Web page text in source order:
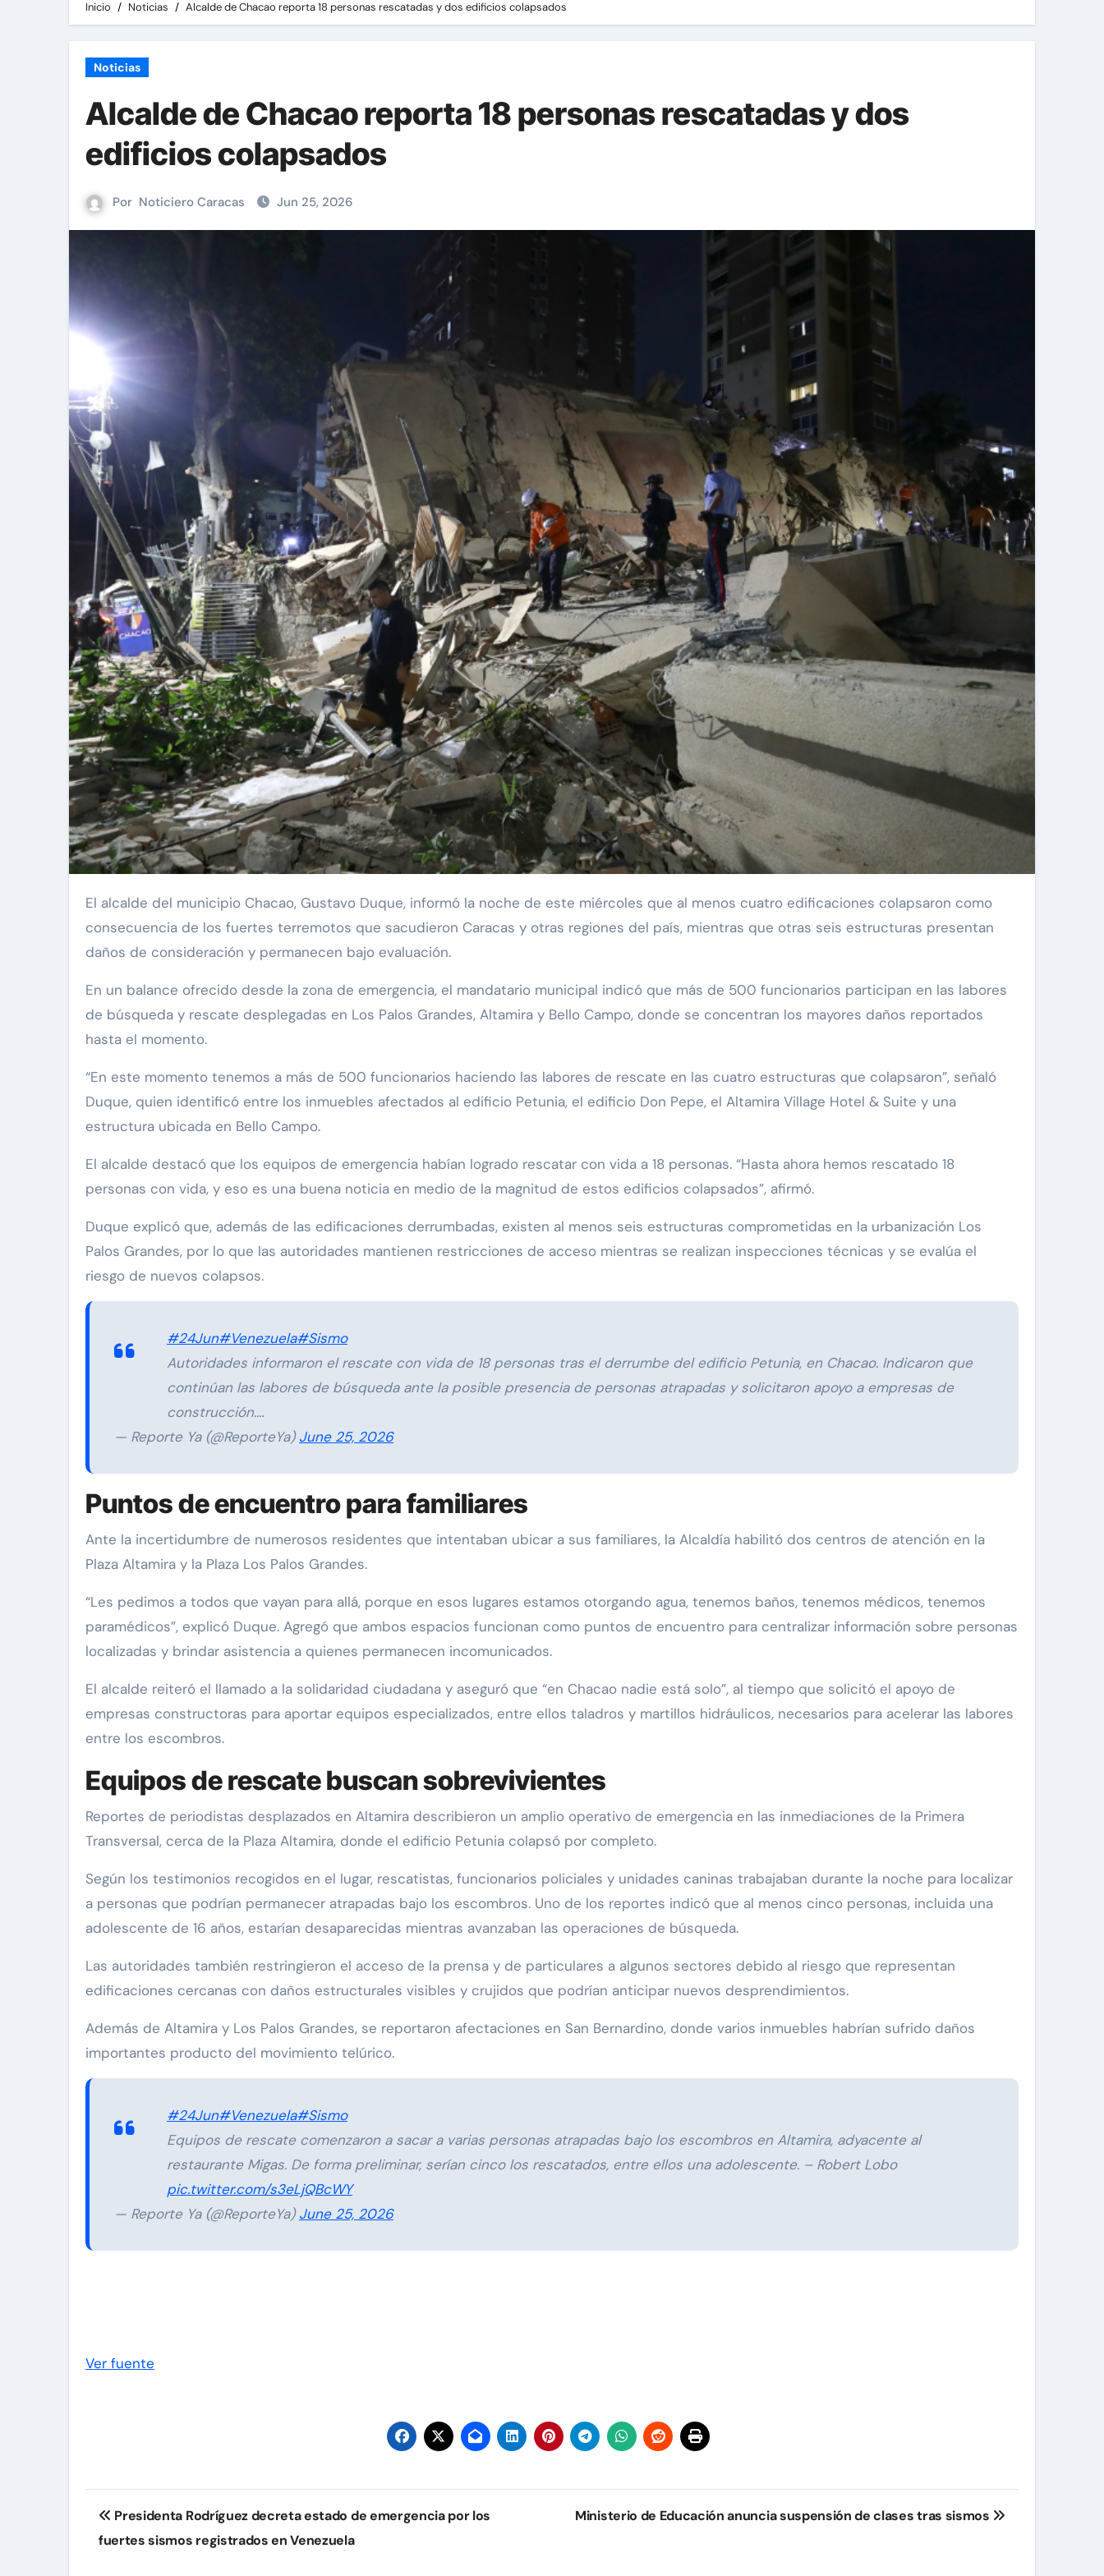
Inicio Noticias Alcalde de Chacao reporta 18 personas rescatadas y dos edificios colapsados
Noticias
Alcalde de Chacao reporta 18 personas rescatadas y dos
edificios colapsados
Por Noticiero Caracas Jun 25, 2026
El alcalde del municipio Chacao, Gustavo Duque, informó la noche de este miércoles que al menos cuatro edificaciones colapsaron como
consecuencia de los fuertes terremotos que sacudieron Caracas y otras regiones del país, mientras que otras seis estructuras presentan
daños de consideración y permanecen bajo evaluación.
En un balance ofrecido desde la zona de emergencia, el mandatario municipal indicó que más de 500 funcionarios participan en las labores
de búsqueda y rescate desplegadas en Los Palos Grandes, Altamira y Bello Campo, donde se concentran los mayores daños reportados
hasta el momento.
“En este momento tenemos a más de 500 funcionarios haciendo las labores de rescate en las cuatro estructuras que colapsaron”, señaló
Duque, quien identificó entre los inmuebles afectados al edificio Petunia, el edificio Don Pepe, el Altamira Village Hotel & Suite y una
estructura ubicada en Bello Campo.
El alcalde destacó que los equipos de emergencia habían logrado rescatar con vida a 18 personas. “Hasta ahora hemos rescatado 18
personas con vida, y eso es una buena noticia en medio de la magnitud de estos edificios colapsados”, afirmó.
Duque explicó que, además de las edificaciones derrumbadas, existen al menos seis estructuras comprometidas en la urbanización Los
Palos Grandes, por lo que las autoridades mantienen restricciones de acceso mientras se realizan inspecciones técnicas y se evalúa el
riesgo de nuevos colapsos.
#24Jun#Venezuela#Sismo
Autoridades informaron el rescate con vida de 18 personas tras el derrumbe del edificio Petunia, en Chacao. Indicaron que
continúan las labores de búsqueda ante la posible presencia de personas atrapadas y solicitaron apoyo a empresas de
construcción.…
— Reporte Ya (@ReporteYa)June 25, 2026
Puntos de encuentro para familiares
Ante la incertidumbre de numerosos residentes que intentaban ubicar a sus familiares, la Alcaldía habilitó dos centros de atención en la
Plaza Altamira y la Plaza Los Palos Grandes.
“Les pedimos a todos que vayan para allá, porque en esos lugares estamos otorgando agua, tenemos baños, tenemos médicos, tenemos
paramédicos”, explicó Duque. Agregó que ambos espacios funcionan como puntos de encuentro para centralizar información sobre personas
localizadas y brindar asistencia a quienes permanecen incomunicados.
El alcalde reiteró el llamado a la solidaridad ciudadana y aseguró que “en Chacao nadie está solo”, al tiempo que solicitó el apoyo de
empresas constructoras para aportar equipos especializados, entre ellos taladros y martillos hidráulicos, necesarios para acelerar las labores
entre los escombros.
Equipos de rescate buscan sobrevivientes
Reportes de periodistas desplazados en Altamira describieron un amplio operativo de emergencia en las inmediaciones de la Primera
Transversal, cerca de la Plaza Altamira, donde el edificio Petunia colapsó por completo.
Según los testimonios recogidos en el lugar, rescatistas, funcionarios policiales y unidades caninas trabajaban durante la noche para localizar
a personas que podrían permanecer atrapadas bajo los escombros. Uno de los reportes indicó que al menos cinco personas, incluida una
adolescente de 16 años, estarían desaparecidas mientras avanzaban las operaciones de búsqueda.
Las autoridades también restringieron el acceso de la prensa y de particulares a algunos sectores debido al riesgo que representan
edificaciones cercanas con daños estructurales visibles y crujidos que podrían anticipar nuevos desprendimientos.
Además de Altamira y Los Palos Grandes, se reportaron afectaciones en San Bernardino, donde varios inmuebles habrían sufrido daños
importantes producto del movimiento telúrico.
#24Jun#Venezuela#Sismo
Equipos de rescate comenzaron a sacar a varias personas atrapadas bajo los escombros en Altamira, adyacente al
restaurante Migas. De forma preliminar, serían cinco los rescatados, entre ellos una adolescente. – Robert Lobo
pic.twitter.com/s3eLjQBcWY
— Reporte Ya (@ReporteYa)June 25, 2026
Ver fuente
Navegación
de
Presidenta Rodríguez decreta estado de emergencia por los
fuertes sismos registrados en Venezuela
Ministerio de Educación anuncia suspensión de clases tras sismos